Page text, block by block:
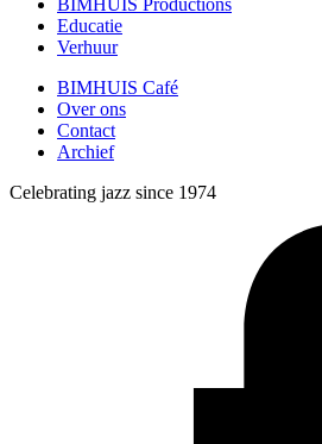
BIMHUIS Productions
Educatie
Verhuur
BIMHUIS Café
Over ons
Contact
Archief
Celebrating jazz since 1974